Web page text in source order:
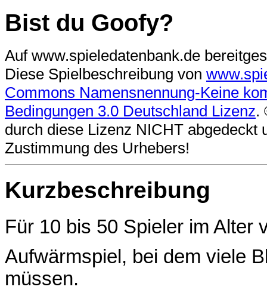
Bist du Goofy?
Auf www.spieledatenbank.de
Diese Spielbeschreibung von
Commons Namensnennung-Keine
Bedingungen 3.0 Deutschland Lizenz.
durch diese Lizenz NICHT abgedeckt
Zustimmung des Urhebers!
Kurzbeschreibung
Für 10 bis 50 Spieler im Alter
Aufwärmspiel, bei dem viele
müssen.